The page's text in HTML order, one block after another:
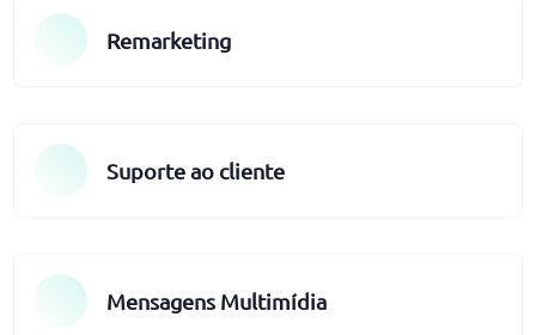
Remarketing
Suporte ao cliente
Mensagens Multimídia